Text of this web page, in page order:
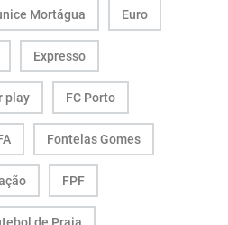
Mortágua Euro
Expresso
play FC Porto
Fontelas Gomes
FPF